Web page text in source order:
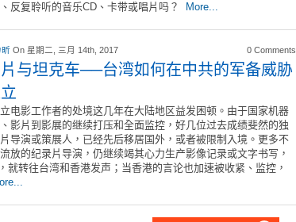
反复聆听的音乐CD、卡带或唱片吗？
More...
昕 On 星期二, 三月 14th, 2017 0 Comments
与坦克车──台湾如何在中共的军备威胁
电影工作者的处境这几年在大陆地区益发困顿。由于国家机器
影片到影展的继续打压和全面监控，好几位过去成绩斐然的独
导演或策展人，已经先后移居国外，或者被限制入境。更多不
放的纪录片导演，仍继续竭其心力生产影像记录或文字书写，
转往台湾和香港发声；当香港的言论也加速被收紧、监控，